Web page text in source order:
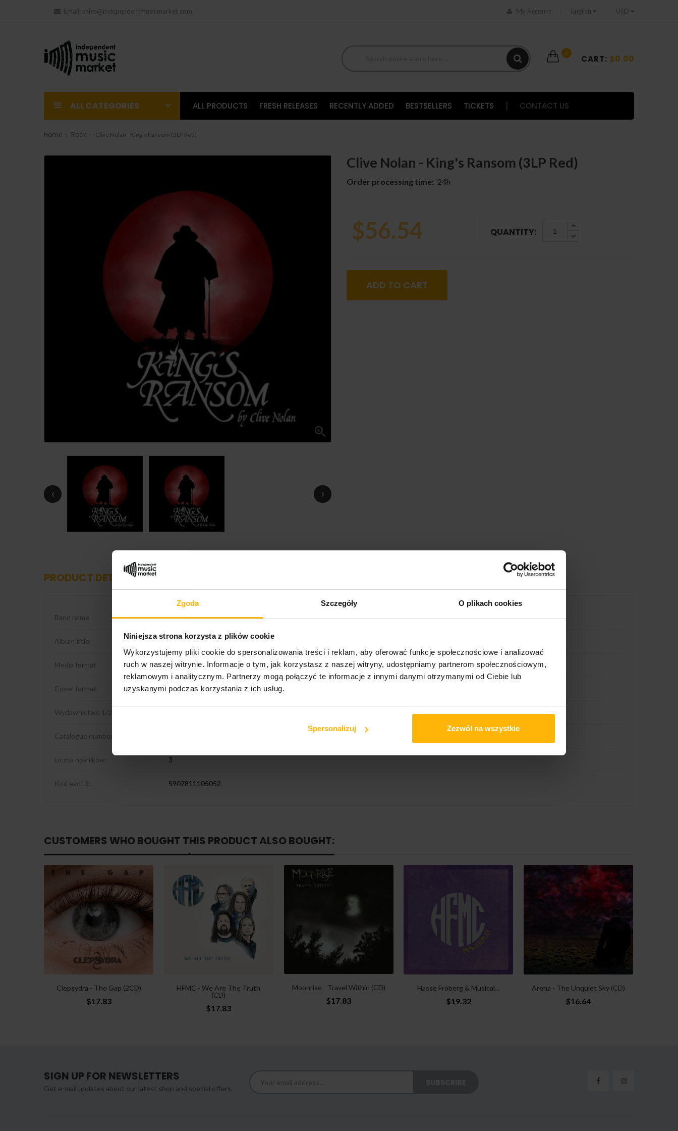
Zgoda Szczegóły O plikach cookies
Niniejsza strona korzysta z plików cookie
Wykorzystujemy pliki cookie do spersonalizowania treści i reklam, aby oferować funkcje społecznościowe i analizować
ruch w naszej witrynie. Informacje o tym, jak korzystasz z naszej witryny, udostępniamy partnerom społecznościowym,
reklamowym i analitycznym. Partnerzy mogą połączyć te informacje z innymi danymi otrzymanymi od Ciebie lub
uzyskanymi podczas korzystania z ich usług.
Spersonalizuj Zezwól na wszystkie
Email: sales@independentmusicmarket.com My Account English USD
0
CART: $0.00
ALL CATEGORIES ALL PRODUCTS FRESH RELEASES RECENTLY ADDED BESTSELLERS TICKETS CONTACT US
Home Rock Clive Nolan - King's Ransom (3LP Red)

‹ ›
Clive Nolan - King's Ransom (3LP Red)
Order processing time: 24h
$56.54 QUANTITY:
ADD TO CART
PRODUCT DETAILS
Band name Clive Nolan
Album title: King's Ransom
Media format 3LP Red
Cover format: Tri Fold Sleeve
Wydawnictwo 1/2
Catalogue number:
Liczba nośników: 3
Kod ean13: 5907811105052
CUSTOMERS WHO BOUGHT THIS PRODUCT ALSO BOUGHT:
Clepsydra - The Gap (2CD)
$17.83
HFMC - We Are The Truth
(CD)
$17.83
Moonrise - Travel Within (CD)
$17.83
Hasse Fröberg & Musical...
$19.32
Arena - The Unquiet Sky (CD)
$16.64
SIGN UP FOR NEWSLETTERS
Get e-mail updates about our latest shop and special offers.